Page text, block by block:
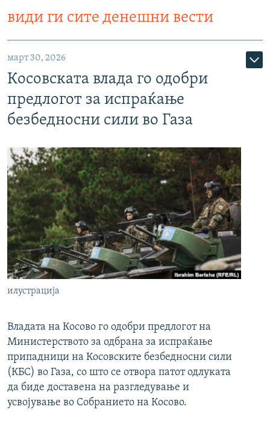
види ги сите денешни вести
март 30, 2026
Косовската влада го одобри
предлогот за испраќање
безбедносни сили во Газа
илустрација
Владата на Косово го одобри предлогот на
Министерството за одбрана за испраќање
припадници на Косовските безбедносни сили
(КБС) во Газа, со што се отвора патот одлуката
да биде доставена на разгледување и
усвојување во Собранието на Косово.